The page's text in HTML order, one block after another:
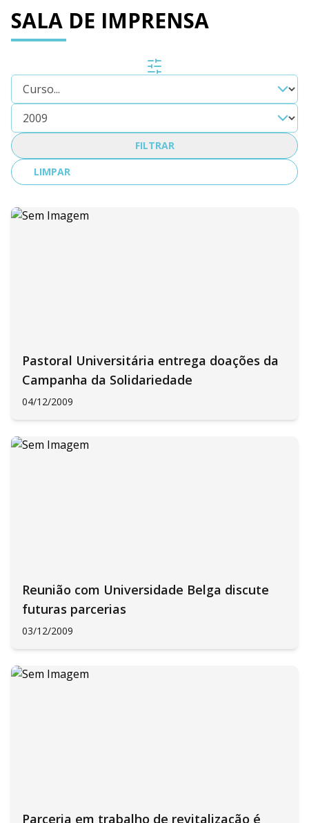
SALA DE IMPRENSA
FILTRAR
LIMPAR
Pastoral Universitária entrega doações da
Campanha da Solidariedade
04/12/2009
Reunião com Universidade Belga discute
futuras parcerias
03/12/2009
Parceria em trabalho de revitalização é